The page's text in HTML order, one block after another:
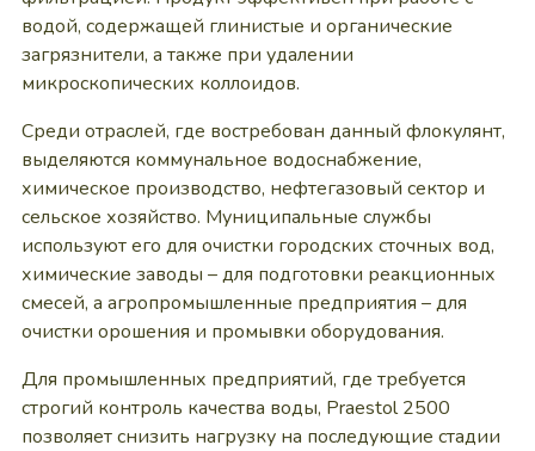
водой, содержащей глинистые и органические
загрязнители, а также при удалении
микроскопических коллоидов.
Среди отраслей, где востребован данный флокулянт,
выделяются коммунальное водоснабжение,
химическое производство, нефтегазовый сектор и
сельское хозяйство. Муниципальные службы
используют его для очистки городских сточных вод,
химические заводы – для подготовки реакционных
смесей, а агропромышленные предприятия – для
очистки орошения и промывки оборудования.
Для промышленных предприятий, где требуется
строгий контроль качества воды, Praestol 2500
позволяет снизить нагрузку на последующие стадии